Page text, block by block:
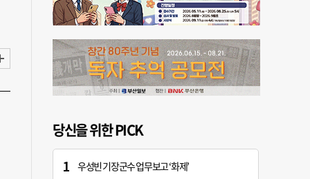
당신을 위한 PICK
우성빈 기장군수 업무보고 ‘화제’